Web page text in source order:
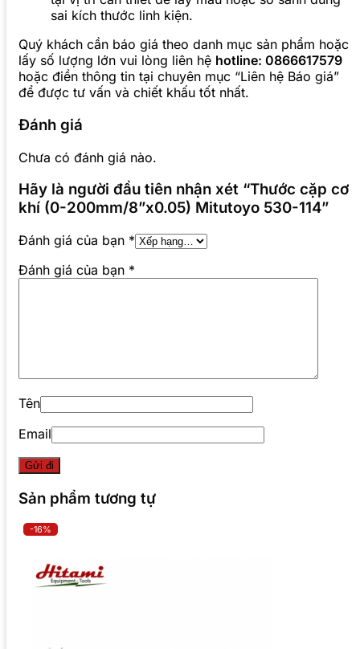
sai kích thước linh kiện.
Quý khách cần báo giá theo danh mục sản phẩm hoặc
lấy số lượng lớn vui lòng liên hệ hotline: 0866617579
hoặc điền thông tin tại chuyên mục “Liên hệ Báo giá”
để được tư vấn và chiết khấu tốt nhất.
Đánh giá
Chưa có đánh giá nào.
Hãy là người đầu tiên nhận xét “Thước cặp cơ
khí (0-200mm/8”x0.05) Mitutoyo 530-114”
Đánh giá của bạn *
Đánh giá của bạn *
Tên
Email
Sản phẩm tương tự
-16%